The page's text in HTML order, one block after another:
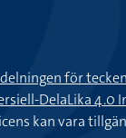
för
DelaLika 4.0
kan vara